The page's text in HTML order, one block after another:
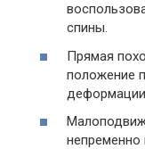
спины.
Прямая
положение
непременно